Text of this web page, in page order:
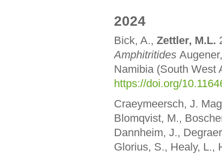
2024
Bick, A., Zettler, M.L.
Amphitritides
Namibia (South West
https://doi.org/
Craeymeersch, J.
Blomqvist, M.,
Dannheim, J.,
Glorius, S., Healy, L.,